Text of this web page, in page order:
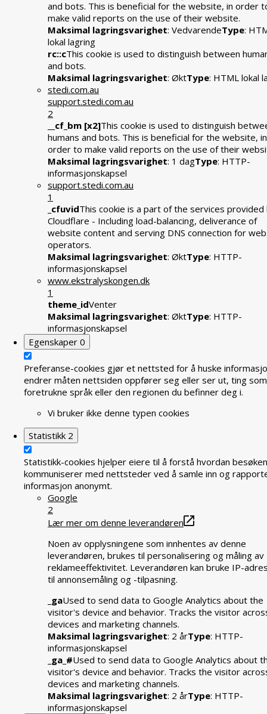
and bots. This is beneficial for the website, in order
make valid reports on the use of their website.
Maksimal lagringsvarighet: VedvarendeType:
lokal lagring
rc::cThis cookie is used to distinguish between
and bots.
Maksimal lagringsvarighet: ØktType: HTML lokal
stedi.com.au
support.stedi.com.au
2
__cf_bm [x2]This cookie is used to distinguish
humans and bots. This is beneficial for the website, in
order to make valid reports on the use of their
Maksimal lagringsvarighet: 1 dagType: HTTP-
informasjonskapsel
support.stedi.com.au
1
_cfuvidThis cookie is a part of the services provided
Cloudflare - Including load-balancing, deliverance of
website content and serving DNS connection for
operators.
Maksimal lagringsvarighet: ØktType: HTTP-
informasjonskapsel
www.ekstralyskongen.dk
1
theme_idVenter
Maksimal lagringsvarighet: ØktType: HTTP-
informasjonskapsel
Egenskaper 0
Preferanse-cookies gjør et nettsted for å huske
endrer måten nettsiden oppfører seg eller ser ut, ting
foretrukne språk eller den regionen du befinner deg i.
Vi bruker ikke denne typen cookies
Statistikk 2
Statistikk-cookies hjelper eiere til å forstå hvordan
kommuniserer med nettsteder ved å samle inn og
informasjon anonymt.
Google
2
Lær mer om denne leverandøren
Noen av opplysningene som innhentes av denne
leverandøren, brukes til personalisering og måling av
reklameeffektivitet. Leverandøren kan bruke IP-
til annonsemåling og -tilpasning.
_gaUsed to send data to Google Analytics about the
visitor's device and behavior. Tracks the visitor
devices and marketing channels.
Maksimal lagringsvarighet: 2 årType: HTTP-
informasjonskapsel
_ga_#Used to send data to Google Analytics about
visitor's device and behavior. Tracks the visitor
devices and marketing channels.
Maksimal lagringsvarighet: 2 årType: HTTP-
informasjonskapsel